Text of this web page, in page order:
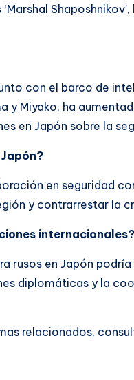
con el barco de
y Miyako, ha
en Japón sobre la
en seguridad
y contrarrestar la
internacionales?
rusos en Japón
diplomáticas y la
relacionados,